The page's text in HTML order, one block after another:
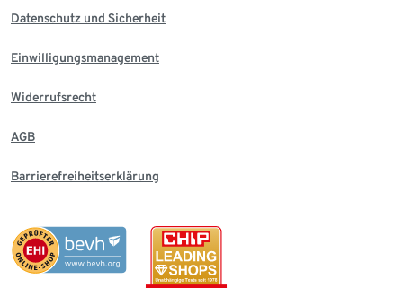
Datenschutz und Sicherheit
Einwilligungsmanagement
Widerrufsrecht
AGB
Barrierefreiheitserklärung